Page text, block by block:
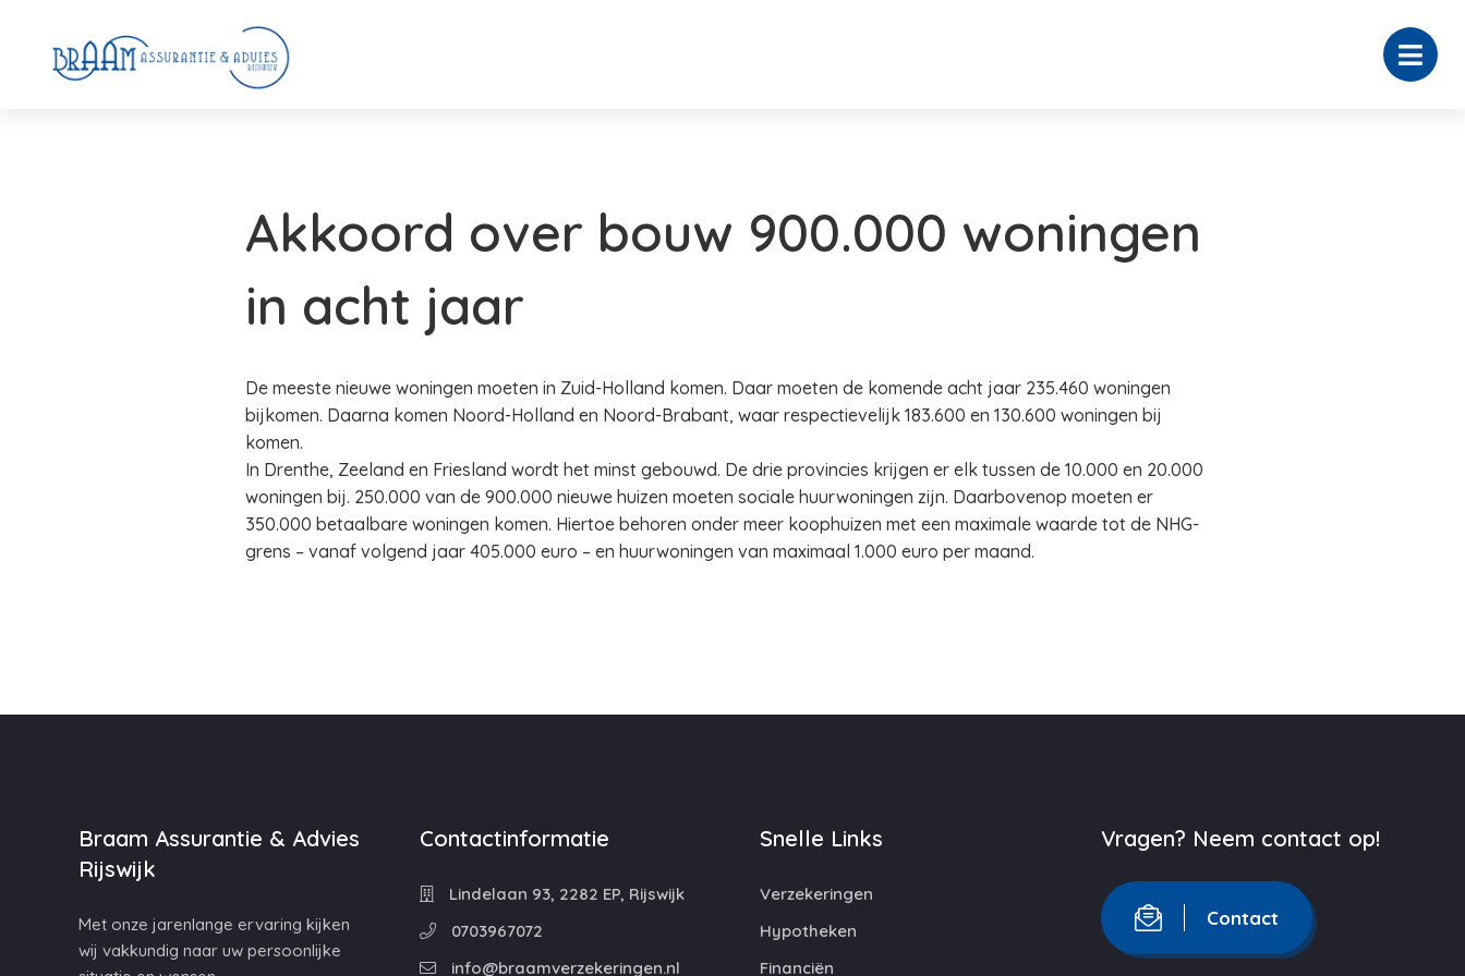
Akkoord over bouw 900.000 woningen
in acht jaar
De meeste nieuwe woningen moeten in Zuid-Holland komen. Daar moeten de komende acht jaar 235.460 woningen
bijkomen. Daarna komen Noord-Holland en Noord-Brabant, waar respectievelijk 183.600 en 130.600 woningen bij
komen.
In Drenthe, Zeeland en Friesland wordt het minst gebouwd. De drie provincies krijgen er elk tussen de 10.000 en 20.000
woningen bij. 250.000 van de 900.000 nieuwe huizen moeten sociale huurwoningen zijn. Daarbovenop moeten er
350.000 betaalbare woningen komen. Hiertoe behoren onder meer koophuizen met een maximale waarde tot de NHG-
grens – vanaf volgend jaar 405.000 euro – en huurwoningen van maximaal 1.000 euro per maand.
Braam Assurantie & Advies
Rijswijk
Met onze jarenlange ervaring kijken
wij vakkundig naar uw persoonlijke
Contactinformatie
Lindelaan 93, 2282 EP, Rijswijk
0703967072
info@braamverzekeringen.nl
Snelle Links
Verzekeringen
Hypotheken
Financiën
Vragen? Neem contact op!
Contact